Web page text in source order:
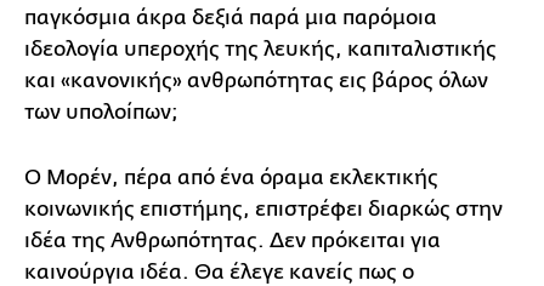
παγκόσμια άκρα δεξιά παρά μια παρόμοια
ιδεολογία υπεροχής της λευκής, καπιταλιστικής
και «κανονικής» ανθρωπότητας εις βάρος όλων
των υπολοίπων;
Ο Μορέν, πέρα από ένα όραμα εκλεκτικής
κοινωνικής επιστήμης, επιστρέφει διαρκώς στην
ιδέα της Ανθρωπότητας. Δεν πρόκειται για
καινούργια ιδέα. Θα έλεγε κανείς πως ο